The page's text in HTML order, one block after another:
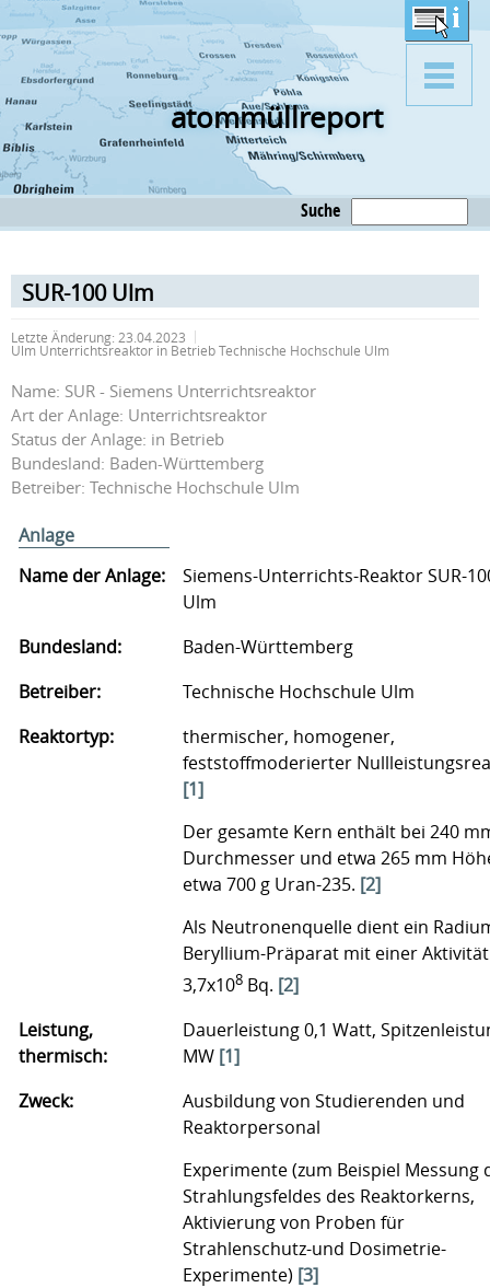
atommüllreport
Suche
SUR-100 Ulm
Letzte Änderung: 23.04.2023
Ulm Unterrichtsreaktor in Betrieb Technische Hochschule Ulm
Name: SUR - Siemens Unterrichtsreaktor
Art der Anlage: Unterrichtsreaktor
Status der Anlage: in Betrieb
Bundesland: Baden-Württemberg
Betreiber: Technische Hochschule Ulm
Anlage
Name der Anlage:
Siemens-Unterrichts-Reaktor SUR-
Ulm
Bundesland:
Baden-Württemberg
Betreiber:
Technische Hochschule Ulm
Reaktortyp:
thermischer, homogener,
feststoffmoderierter
[1]
Der gesamte Kern enthält bei 240
Durchmesser und etwa 265 mm
etwa 700 g Uran-235. [2]
Als Neutronenquelle dient ein
Beryllium-Präparat mit einer
3,7x108 Bq. [2]
Leistung,
thermisch:
Dauerleistung 0,1 Watt,
MW [1]
Zweck:
Ausbildung von Studierenden und
Reaktorpersonal
Experimente (zum Beispiel Messung
Strahlungsfeldes des Reaktorkerns,
Aktivierung von Proben für
Strahlenschutz-und Dosimetrie-
Experimente) [3]